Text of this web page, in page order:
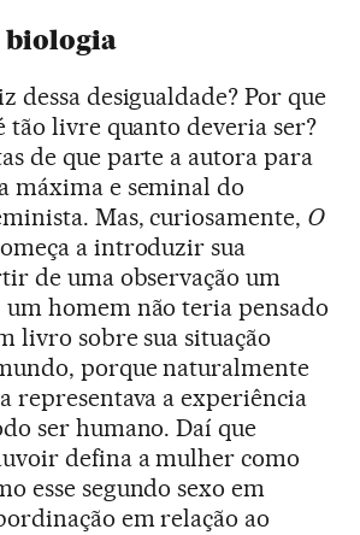
biologia
dessa desigualdade? Por que
tão livre quanto deveria ser?
de que parte a autora para
máxima e seminal do
Mas, curiosamente, O
a introduzir sua
de uma observação um
homem não teria pensado
livro sobre sua situação
porque naturalmente
representava a experiência
ser humano. Daí que
defina a mulher como
esse segundo sexo em
em relação ao